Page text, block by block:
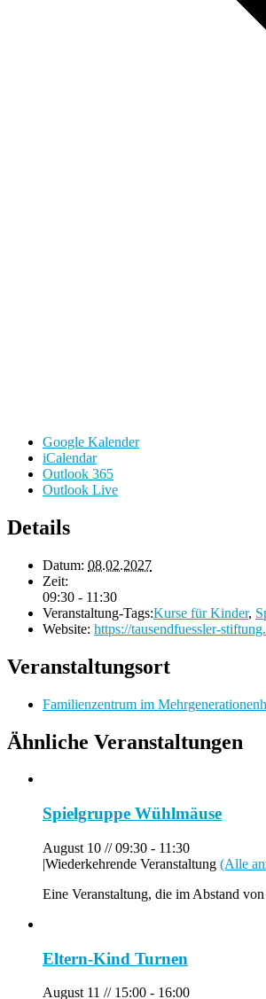
Google Kalender
iCalendar
Outlook 365
Outlook Live
Details
Datum: 08.02.2027
Zeit:
09:30 - 11:30
Veranstaltung-Tags:Kurse für Kinder,
Website: https://tausendfuessler-
Veranstaltungsort
Familienzentrum im
Ähnliche Veranstaltungen
Spielgruppe Wühlmäuse
August 10 // 09:30 - 11:30
|Wiederkehrende Veranstaltung (Alle
Eine Veranstaltung, die im Abstand
Eltern-Kind Turnen
August 11 // 15:00 - 16:00